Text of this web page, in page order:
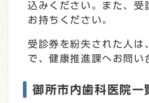
込みください。また、受
お持ちください。
受診券を紛失された人は
で、健康推進課へお問い
御所市内歯科医院一